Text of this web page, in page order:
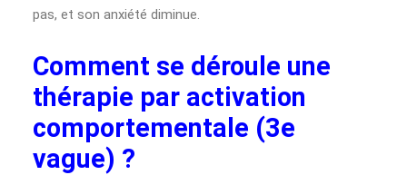
pas, et son anxiété diminue.
Comment se déroule une
thérapie par activation
comportementale (3e
vague) ?